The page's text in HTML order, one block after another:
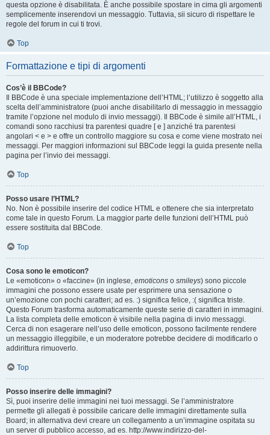
questa opzione è disabilitata. È anche possibile spostare in cima gli argomenti
semplicemente inserendovi un messaggio. Tuttavia, sii sicuro di rispettare le
regole del forum in cui ti trovi.
Top
Formattazione e tipi di argomenti
Cos’è il BBCode?
Il BBCode è una speciale implementazione dell’HTML; l’utilizzo è soggetto alla
scelta dell’amministratore (puoi anche disabilitarlo di messaggio in messaggio
tramite l’opzione nel modulo di invio messaggi). Il BBCode è simile all’HTML, i
comandi sono racchiusi tra parentesi quadre [ e ] anziché tra parentesi
angolari < e > e offre un controllo maggiore su cosa e come viene mostrato nei
messaggi. Per maggiori informazioni sul BBCode leggi la guida presente nella
pagina per l’invio dei messaggi.
Top
Posso usare l’HTML?
No. Non è possibile inserire del codice HTML e ottenere che sia interpretato
come tale in questo Forum. La maggior parte delle funzioni dell’HTML può
essere sostituita dal BBCode.
Top
Cosa sono le emoticon?
Le «emoticon» o «faccine» (in inglese, emoticons o smileys) sono piccole
immagini che possono essere usate per esprimere una sensazione o
un’emozione con pochi caratteri; ad es. :) significa felice, :( significa triste.
Questo Forum trasforma automaticamente queste serie di caratteri in immagini.
La lista completa delle emoticon è visibile nella pagina di invio messaggi.
Cerca di non esagerare nell’uso delle emoticon, possono facilmente rendere
un messaggio illeggibile, e un moderatore potrebbe decidere di modificarlo o
addirittura rimuoverlo.
Top
Posso inserire delle immagini?
Sì, puoi inserire delle immagini nei tuoi messaggi. Se l’amministratore
permette gli allegati è possibile caricare delle immagini direttamente sulla
Board; in alternativa devi creare un collegamento a un’immagine ospitata su
un server di pubblico accesso, ad es. http://www.indirizzo-del-